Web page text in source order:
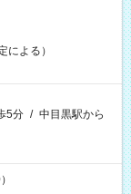
による）
5分 / 中目黒駅から